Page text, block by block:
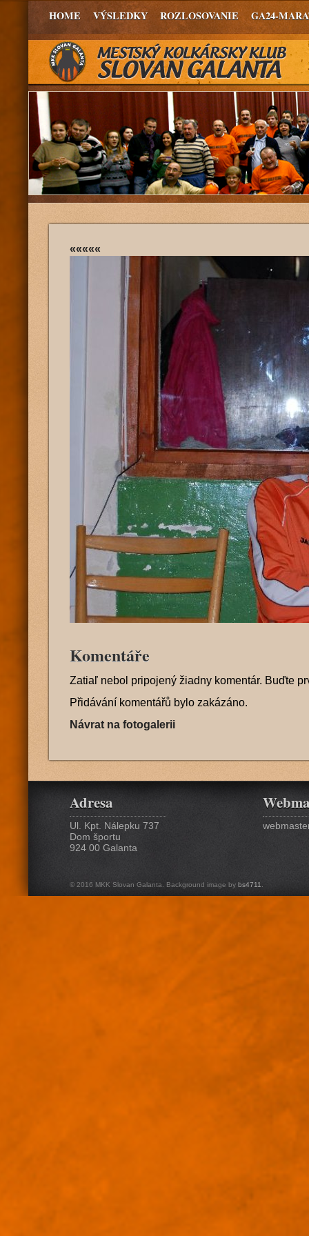
HOME VÝSLEDKY ROZLOSOVANIE GA24-
«««««
Komentáře
Zatiaľ nebol pripojený žiadny komentár. Buďte
Přidávání komentářů bylo zakázáno.
Návrat na fotogalerii
Adresa
Ul. Kpt. Nálepku 737
Dom športu
924 00 Galanta
© 2016 MKK Slovan Galanta. Background image by bs4711